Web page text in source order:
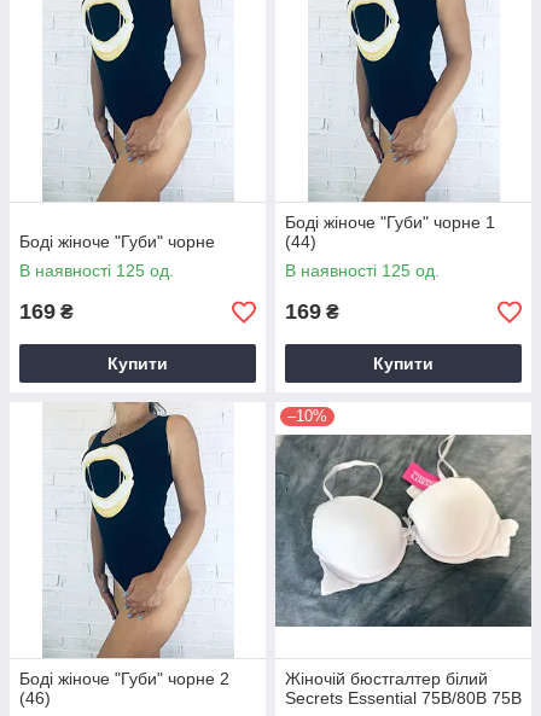
Боді жіноче "Губи" чорне
В наявності 125 од.
169 ₴
Купити
Боді жіноче "Губи" чорне 1
(44)
В наявності 125 од.
169 ₴
Купити
Боді жіноче "Губи" чорне 2
(46)
–10%
Жіночій бюстгалтер білий
Secrets Essential 75B/80B 75В